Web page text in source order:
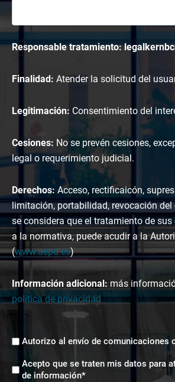
Responsable tratamiento:
Finalidad: Atender la solicitud del
Legitimación: Consentimiento del
Cesiones: No se prevén cesiones,
legal o requerimiento judicial.
Derechos: Acceso, rectificaicón,
limitación, portabilidad, revocación
se considera que el tratamiento de
a la normativa, puede acudir a la
(www.aepd.es)
Información adicional: más
política de privacidad
Envíos
Autorizo al envío de comunicaciones
Aceptación
tratamiento
Acepto que se traten mis datos para
de información*